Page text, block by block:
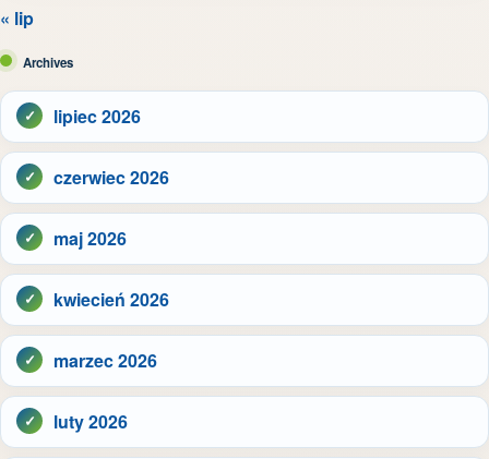
« lip
Archives
lipiec 2026
czerwiec 2026
maj 2026
kwiecień 2026
marzec 2026
luty 2026